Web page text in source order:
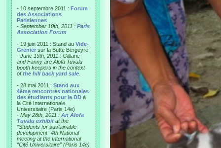
- 10 septembre 2011 : Forum
des Associations
Parisiennes
- September 10th, 2011 : Paris
Association Forum
- 19 juin 2011 : Stand au Vide-
Grenier sur la Butte Bergeyre
- June 19th, 2011 : Gilliane
and Fanny are Alofa Tuvalu
booth keepers in the context
ofthe hill back yard sale
- 28 mai 2011 : Stand aux
4ème rencontres nationales
des étudiants pour le DD à
la Cité Internationale
Universitaire (Paris 14e)
- May 28th, 2011 : An Alofa
Tuvalu exhibit at the
“Students for sustainable
development” 4th National
meeting at the International
“Cité Universitaire” (Paris 14e)